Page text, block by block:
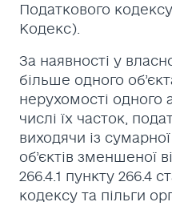
Податкового
Кодекс).
За наявності у
більше одного
нерухомості одного
числі їх часток,
виходячи із
об’єктів зменшеної
266.4.1 пункту 266.4
кодексу та пільги